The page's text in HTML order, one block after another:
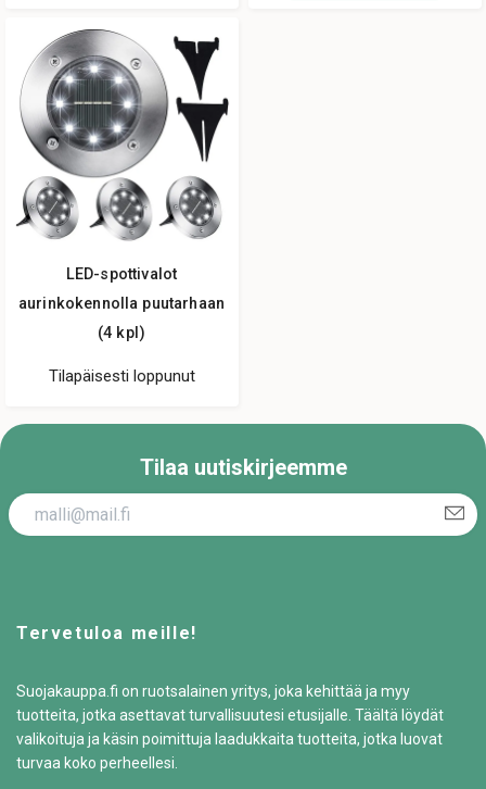
LED-spottivalot
aurinkokennolla puutarhaan
(4 kpl)
Tilapäisesti loppunut
Tilaa uutiskirjeemme
Tervetuloa meille!
Suojakauppa.fi on ruotsalainen yritys, joka kehittää ja myy
tuotteita, jotka asettavat turvallisuutesi etusijalle. Täältä löydät
valikoituja ja käsin poimittuja laadukkaita tuotteita, jotka luovat
turvaa koko perheellesi.